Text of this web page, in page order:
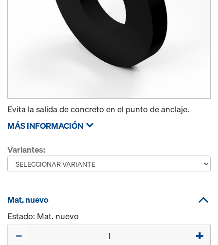
Evita la salida de concreto en el punto de anclaje.
MÁS INFORMACIÓN
Variantes:
Mat. nuevo
Estado: Mat. nuevo